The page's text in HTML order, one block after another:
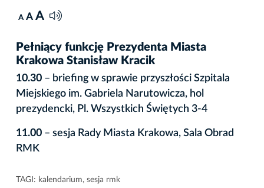
A A A
Pełniący funkcję Prezydenta Miasta
Krakowa Stanisław Kracik
10.30 – briefing w sprawie przyszłości Szpitala
Miejskiego im. Gabriela Narutowicza, hol
prezydencki, Pl. Wszystkich Świętych 3-4
11.00 – sesja Rady Miasta Krakowa, Sala Obrad
RMK
TAGI: kalendarium, sesja rmk